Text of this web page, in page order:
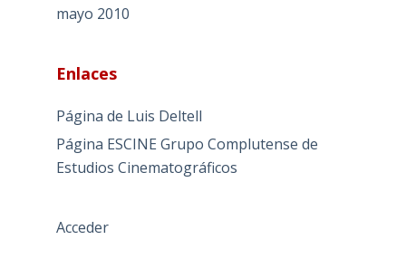
mayo 2010
Enlaces
Página de Luis Deltell
Página ESCINE Grupo Complutense de
Estudios Cinematográficos
Acceder